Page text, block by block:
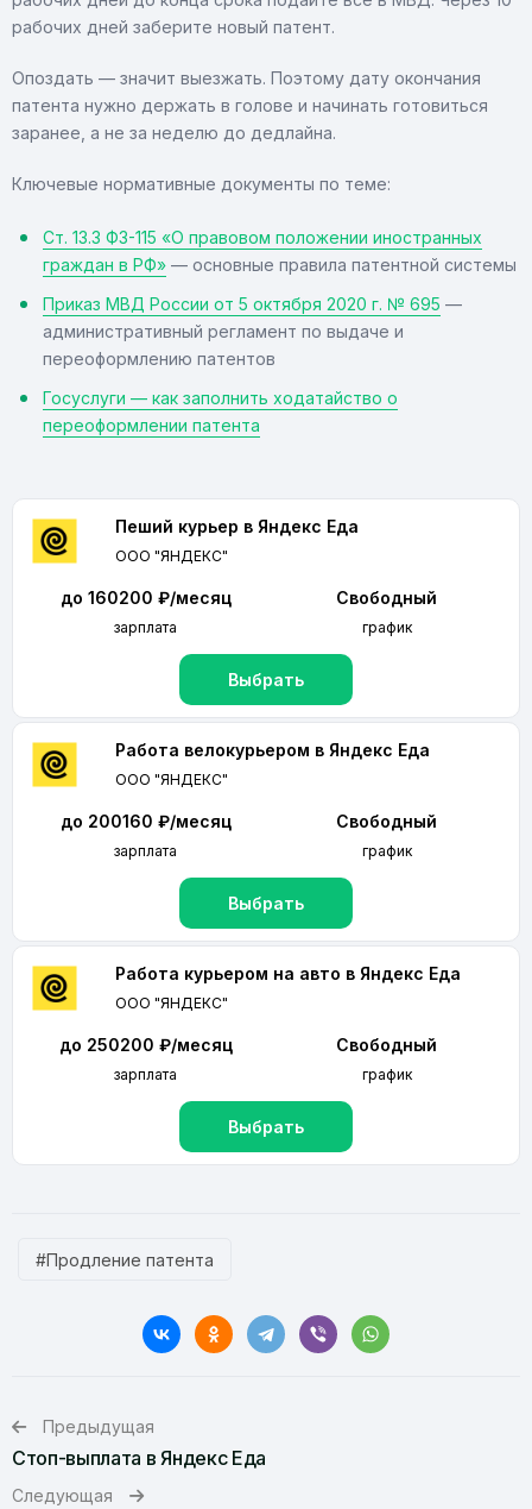
рабочих дней заберите новый патент.
Опоздать — значит выезжать. Поэтому дату окончания
патента нужно держать в голове и начинать готовиться
заранее, а не за неделю до дедлайна.
Ключевые нормативные документы по теме:
Ст. 13.3 ФЗ-115 «О правовом положении иностранных
граждан в РФ» — основные правила патентной системы
Приказ МВД России от 5 октября 2020 г. № 695 —
административный регламент по выдаче и
переоформлению патентов
Госуслуги — как заполнить ходатайство о
переоформлении патента
Пеший курьер в Яндекс Еда
ООО "ЯНДЕКС"
до 160200 ₽/месяц
зарплата
Свободный
график
Выбрать
Работа велокурьером в Яндекс Еда
ООО "ЯНДЕКС"
до 200160 ₽/месяц
зарплата
Свободный
график
Выбрать
Работа курьером на авто в Яндекс Еда
ООО "ЯНДЕКС"
до 250200 ₽/месяц
зарплата
Свободный
график
Выбрать
#Продление патента
Предыдущая
Стоп-выплата в Яндекс Еда
Следующая